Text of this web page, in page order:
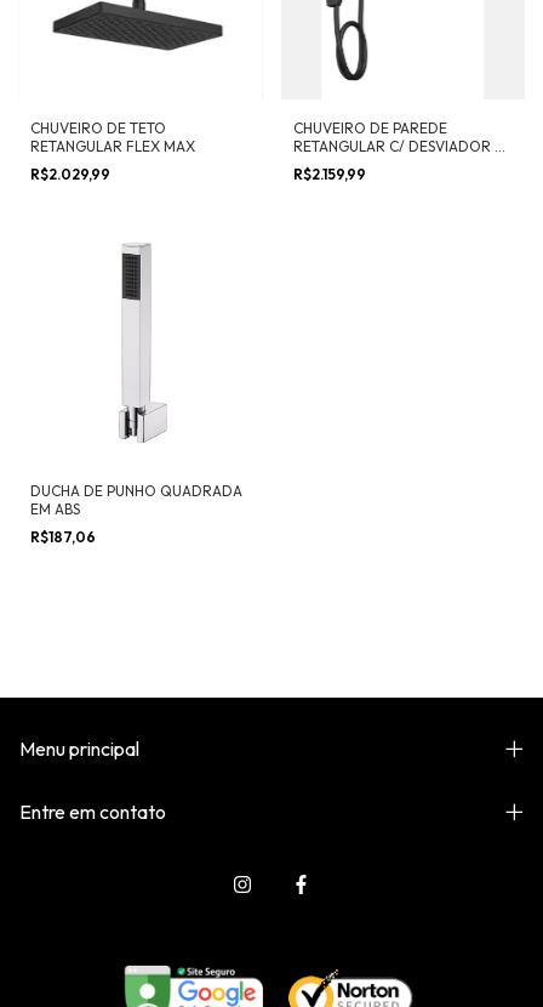
CHUVEIRO DE TETO
RETANGULAR FLEX MAX
R$2.029,99
CHUVEIRO DE PAREDE
RETANGULAR C/ DESVIADOR E
DUCHA FLEX MAX 26,5 CM
R$2.159,99
DUCHA DE PUNHO QUADRADA
EM ABS
R$187,06
Menu principal
Entre em contato